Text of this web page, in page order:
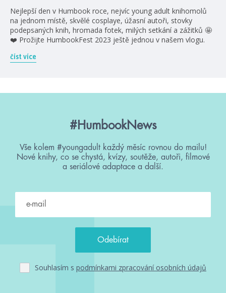
Nejlepší den v Humbook roce, nejvíc young adult knihomolů
na jednom místě, skvělé cosplaye, úžasní autoři, stovky
podepsaných knih, hromada fotek, milých setkání a zážitků 🤩
❤️ Prožijte HumbookFest 2023 ještě jednou v našem vlogu.
číst více
#HumbookNews
Vše kolem #youngadult každý měsíc rovnou do mailu!
Nové knihy, co se chystá, kvízy, soutěže, autoři, filmové
a seriálové adaptace a další.
Souhlasím s podmínkami zpracování osobních údajů